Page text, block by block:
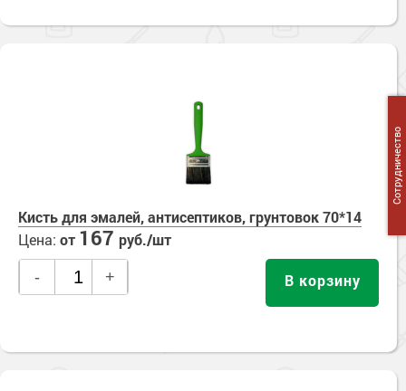
Кисть для эмалей, антисептиков, грунтовок 70*14
Цена: от 167 руб./шт
- + В корзину
Сотрудничество